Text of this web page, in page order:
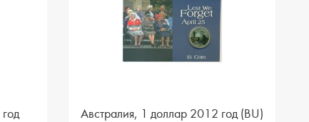
Австралия, 1 доллар 2012 год (BU)